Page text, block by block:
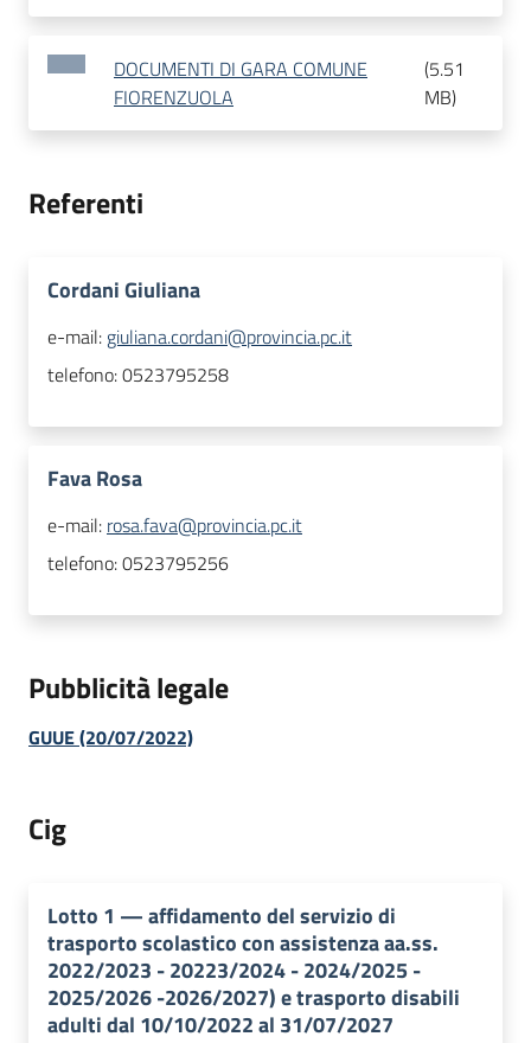
DOCUMENTI DI GARA COMUNE
FIORENZUOLA
(5.51
MB)
Referenti
Cordani Giuliana
e-mail: giuliana.cordani@provincia.pc.it
telefono:0523795258
Fava Rosa
e-mail: rosa.fava@provincia.pc.it
telefono:0523795256
Pubblicità legale
GUUE (20/07/2022)
Cig
Lotto 1 —affidamento del servizio di
trasporto scolastico con assistenza aa.ss.
2022/2023 - 20223/2024 - 2024/2025 -
2025/2026 -2026/2027) e trasporto disabili
adulti dal 10/10/2022 al 31/07/2027